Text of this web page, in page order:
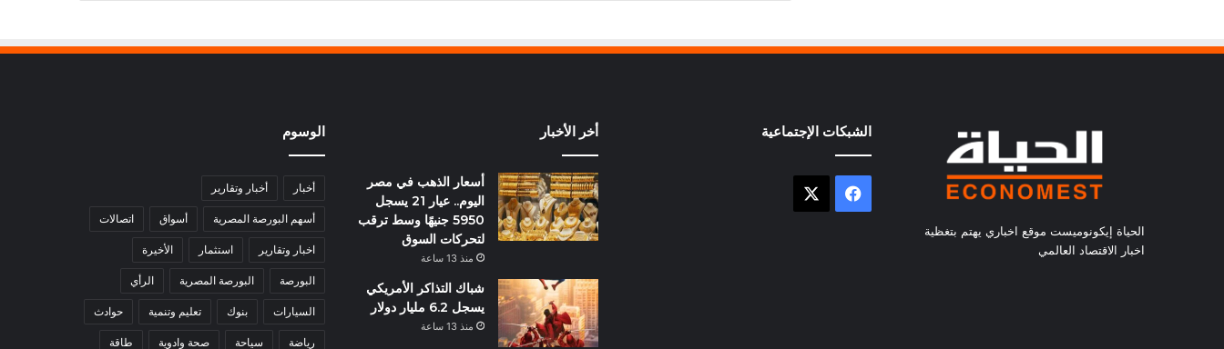
الحياة إيكونوميست موقع اخباري يهتم بتغظية
اخبار الاقتصاد العالمي
الشبكات الإجتماعية
فيسبوك
أخر الأخبار
أسعار الذهب في مصر
اليوم.. عيار 21 يسجل
5950 جنيهًا وسط ترقب
لتحركات السوق
منذ 13 ساعة
شباك التذاكر الأمريكي
يسجل 6.2 مليار دولار
منذ 13 ساعة
الوسوم
أخبار أخبار وتقارير
أسهم البورصة المصرية أسواق اتصالات
اخبار وتقارير استثمار الأخيرة
البورصة البورصة المصرية الرأي
السيارات بنوك تعليم وتنمية حوادث
رياضة سياحة صحة وادوية طاقة